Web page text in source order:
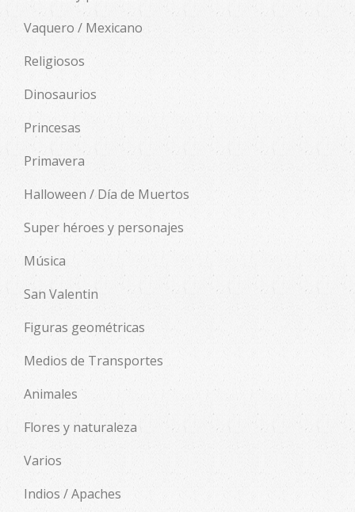
Vaquero / Mexicano
Religiosos
Dinosaurios
Princesas
Primavera
Halloween / Día de Muertos
Super héroes y personajes
Música
San Valentin
Figuras geométricas
Medios de Transportes
Animales
Flores y naturaleza
Varios
Indios / Apaches